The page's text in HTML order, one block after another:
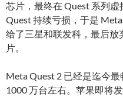
芯片，最终在 Quest 系列
Quest 持续亏损，于是
给了三星和联发科，最后放
片。
Meta Quest 2 已经是迄今
1000 万台左右。苹果即将